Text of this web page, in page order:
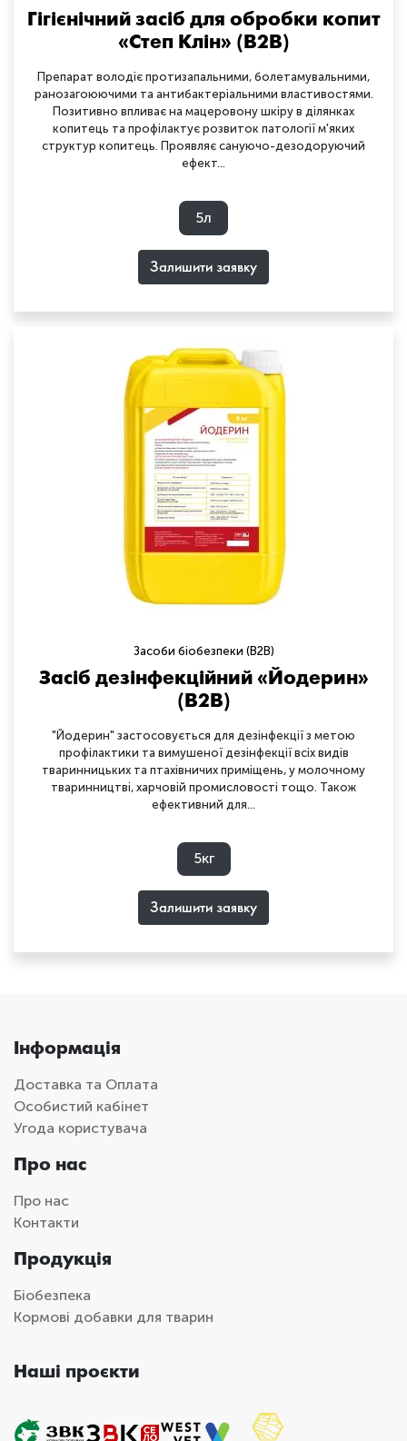
Гігієнічний засіб для обробки копит
«Степ Клін» (B2B)
Препарат володіє протизапальними, болетамувальними,
ранозагоюючими та антибактеріальними властивостями.
Позитивно впливає на мацеровону шкіру в ділянках
копитець та профілактує розвиток патології м'яких
структур копитець. Проявляє сануючо-дезодоруючий
ефект...
5л
Залишити заявку
Засоби біобезпеки (B2B)
Засіб дезінфекційний «Йодерин»
(B2B)
"Йодерин" застосовується для дезінфекції з метою
профілактики та вимушеної дезінфекції всіх видів
тваринницьких та птахівничих приміщень, у молочному
тваринництві, харчовій промисловості тощо. Також
ефективний для...
5кг
Залишити заявку
Інформація
Доставка та Оплата
Особистий кабінет
Угода користувача
Про нас
Про нас
Контакти
Продукція
Біобезпека
Кормові добавки для тварин
Наші проєкти